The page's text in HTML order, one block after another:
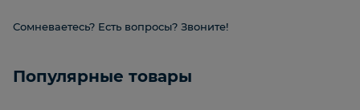
Сомневаетесь? Есть вопросы? Звоните!
Популярные товары